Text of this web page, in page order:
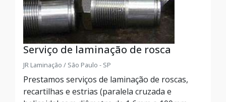
Serviço de laminação de rosca
JR Laminação / São Paulo - SP
Prestamos serviços de laminação de roscas,
recartilhas e estrias (paralela cruzada e